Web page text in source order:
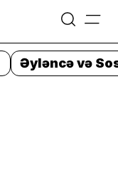
=
Əyləncə və